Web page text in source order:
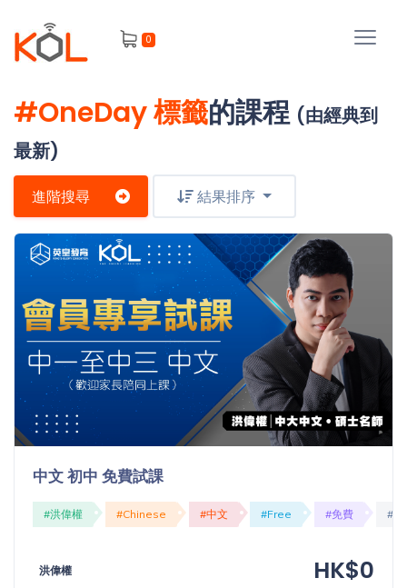
0
進
階
尋
題
補
課
會
員
我
程
我
課
#OneDay 標籤的課程 (由經典到
最新)
進階搜尋 結果排序
中文 初中 免費試課
#洪偉權 #Chinese #中文 #Free #免費
洪偉權 HK$0